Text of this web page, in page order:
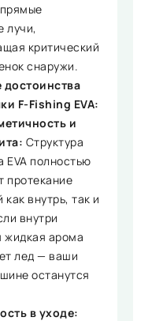
лучи,
критический
снаружи.
F-Fishing EVA:
и
Структура
EVA полностью
протекание
внутрь, так и
внутри
жидкая арома
лед — ваши
останутся
в уходе: